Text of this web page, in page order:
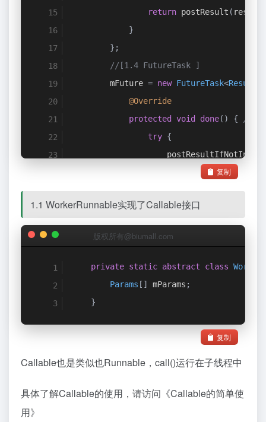
return postResult ( result
}
};
//[1.4 FutureTask ]
        mFuture
= new FutureTask<Result
@Override
protected
void done() {
//
try {
                    android
.util.Log.
} catch (
throw new
                            e
}
catch
复制
1.1 WorkerRunnable实现了Callable接口
版权所有@biumall.com
private static abstract class
Params
mParams ;
}
复制
Callable也是类似也Runnable，call()运行在子线程中
具体了解Callable的使用，请访问《Callable的简单使
用》